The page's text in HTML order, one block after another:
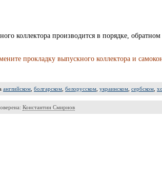
коллектора производится в порядке,
прокладку выпускного коллектора и
английском болгарском белорусском украинском сербском
Константин Смирнов